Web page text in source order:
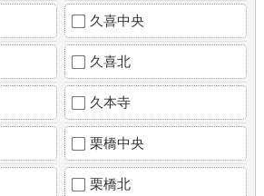
久喜中央
久喜北
久本寺
栗橋中央
栗橋北